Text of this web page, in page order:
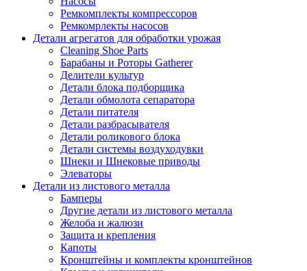
Ремкомплекты компрессоров
Ремкомрлекты насосов
Детали агрегатов для обработки урожая
Cleaning Shoe Parts
Барабаны и Роторы Gatherer
Делители культур
Детали блока подборщика
Детали обмолота сепаратора
Детали питателя
Детали разбрасывателя
Детали роликового блока
Детали системы воздуходувки
Шнеки и Шнековые приводы
Элеваторы
Детали из листового металла
Бамперы
Другие детали из листового металла
Желоба и жалюзи
Защита и крепления
Капоты
Кронштейны и комплекты кронштейнов